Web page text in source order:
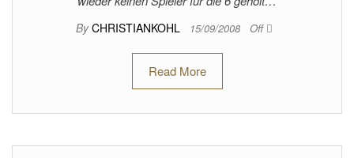
By CHRISTIANKOHL 15/09/2008 Off
Read More